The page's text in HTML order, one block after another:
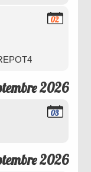
02
2026
03
2026